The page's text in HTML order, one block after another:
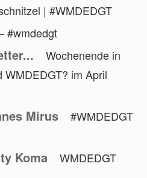
| #WMDEDGT
#wmdedgt
Wochenende in
WMDEDGT? im April
Mirus
#WMDEDGT
Koma
WMDEDGT